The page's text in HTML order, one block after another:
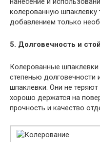
колерованную
добавлением только
5. Долговечность и
Колерованные
степенью долговечности
шпаклевки. Они не
хорошо держатся на
прочность и качество